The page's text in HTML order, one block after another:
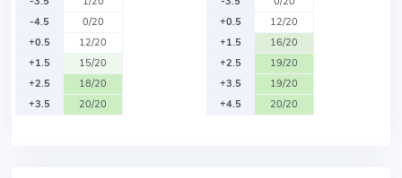
-4.5
0/20
+0.5
12/20
+1.5
15/20
+2.5
18/20
+3.5
20/20
+0.5
12/20
+1.5
16/20
+2.5
19/20
+3.5
19/20
+4.5
20/20